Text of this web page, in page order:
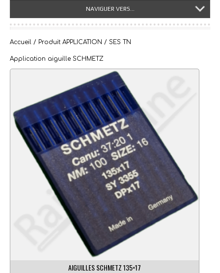
NAVIGUER VERS...
Accueil / Produit APPLICATION / SES TN
Application aiguille SCHMETZ
AIGUILLES SCHMETZ 135×17